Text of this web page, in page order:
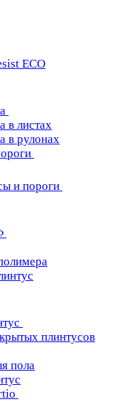
ECO
в листах
в рулонах
и пороги
плинтусов
пола